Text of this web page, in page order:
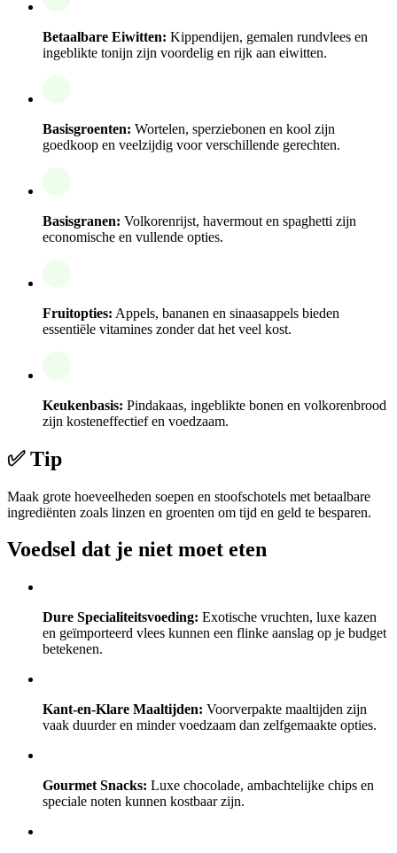
Betaalbare Eiwitten: Kippendijen, gemalen rundvlees en
ingeblikte tonijn zijn voordelig en rijk aan eiwitten.
Basisgroenten: Wortelen, sperziebonen en kool zijn
goedkoop en veelzijdig voor verschillende gerechten.
Basisgranen: Volkorenrijst, havermout en spaghetti zijn
economische en vullende opties.
Fruitopties: Appels, bananen en sinaasappels bieden
essentiële vitamines zonder dat het veel kost.
Keukenbasis: Pindakaas, ingeblikte bonen en volkorenbrood
zijn kosteneffectief en voedzaam.
✅ Tip
Maak grote hoeveelheden soepen en stoofschotels met betaalbare
ingrediënten zoals linzen en groenten om tijd en geld te besparen.
Voedsel dat je niet moet eten
Dure Specialiteitsvoeding: Exotische vruchten, luxe kazen
en geïmporteerd vlees kunnen een flinke aanslag op je budget
betekenen.
Kant-en-Klare Maaltijden: Voorverpakte maaltijden zijn
vaak duurder en minder voedzaam dan zelfgemaakte opties.
Gourmet Snacks: Luxe chocolade, ambachtelijke chips en
speciale noten kunnen kostbaar zijn.